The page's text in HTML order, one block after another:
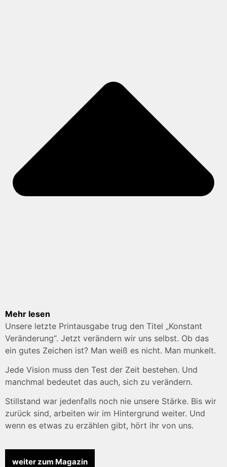
Mehr lesen
Unsere letzte Printausgabe trug den Titel „Konstant
Veränderung“. Jetzt verändern wir uns selbst. Ob das
ein gutes Zeichen ist? Man weiß es nicht. Man munkelt.
Jede Vision muss den Test der Zeit bestehen. Und
manchmal bedeutet das auch, sich zu verändern.
Stillstand war jedenfalls noch nie unsere Stärke. Bis wir
zurück sind, arbeiten wir im Hintergrund weiter. Und
wenn es etwas zu erzählen gibt, hört ihr von uns.
weiter zum Magazin